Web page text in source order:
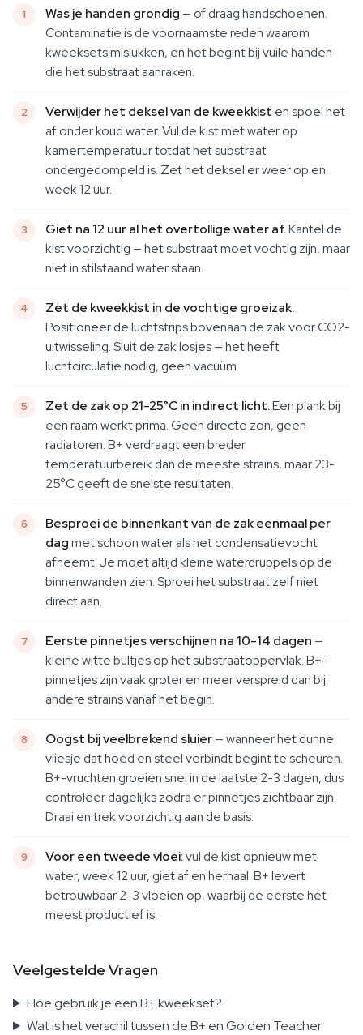
Was je handen grondig — of draag handschoenen.
Contaminatie is de voornaamste reden waarom
kweeksets mislukken, en het begint bij vuile handen
die het substraat aanraken.
Verwijder het deksel van de kweekkist en spoel het
af onder koud water. Vul de kist met water op
kamertemperatuur totdat het substraat
ondergedompeld is. Zet het deksel er weer op en
week 12 uur.
Giet na 12 uur al het overtollige water af.Kantel de
kist voorzichtig — het substraat moet vochtig zijn, maar
niet in stilstaand water staan.
Zet de kweekkist in de vochtige groeizak.
Positioneer de luchtstrips bovenaan de zak voor CO2-
uitwisseling. Sluit de zak losjes — het heeft
luchtcirculatie nodig, geen vacuüm.
Zet de zak op 21-25°C in indirect licht.Een plank bij
een raam werkt prima. Geen directe zon, geen
radiatoren. B+ verdraagt een breder
temperatuurbereik dan de meeste strains, maar 23-
25°C geeft de snelste resultaten.
Besproei de binnenkant van de zak eenmaal per
dagmet schoon water als het condensatievocht
afneemt. Je moet altijd kleine waterdruppels op de
binnenwanden zien. Sproei het substraat zelf niet
direct aan.
Eerste pinnetjes verschijnen na 10-14 dagen —
kleine witte bultjes op het substraatoppervlak. B+-
pinnetjes zijn vaak groter en meer verspreid dan bij
andere strains vanaf het begin.
Oogst bij veelbrekend sluier— wanneer het dunne
vliesje dat hoed en steel verbindt begint te scheuren.
B+-vruchten groeien snel in de laatste 2-3 dagen, dus
controleer dagelijks zodra er pinnetjes zichtbaar zijn.
Draai en trek voorzichtig aan de basis.
Voor een tweede vloei:vul de kist opnieuw met
water, week 12 uur, giet af en herhaal. B+ levert
betrouwbaar 2-3 vloeien op, waarbij de eerste het
meest productief is.
Veelgestelde Vragen
Hoe gebruik je een B+ kweekset?
Wat is het verschil tussen de B+ en Golden Teacher